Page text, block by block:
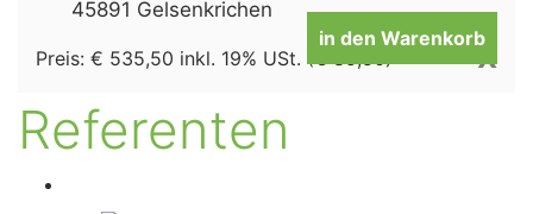
45891 Gelsenkrichen
X
Preis: € 535,50 inkl. 19% USt. (€ 85,50)
in den Warenkorb
Referenten